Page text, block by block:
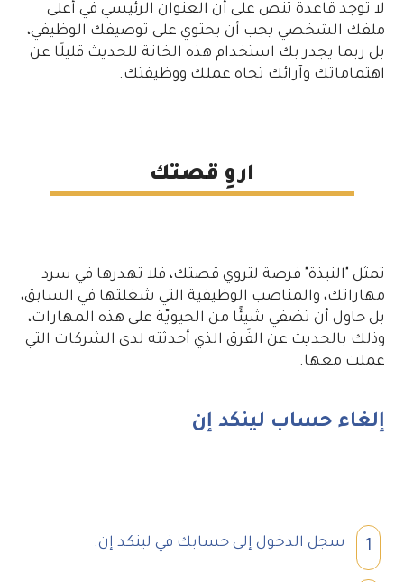
لا توجد قاعدة تنص على أن العنوان الرئيسي في أعلى
ملفك الشخصي يجب أن يحتوي على توصيفك الوظيفي،
بل ربما يجدر بك استخدام هذه الخانة للحديث قليلًا عن
اهتماماتك وآرائك تجاه عملك ووظيفتك.
اروِ قصتك
تمثل "النبذة" فرصة لتروي قصتك، فلا تهدرها في سرد
مهاراتك، والمناصب الوظيفية التي شغلتها في السابق،
بل حاول أن تضفي شيئًا من الحيويّة على هذه المهارات،
وذلك بالحديث عن الفَرق الذي أحدثته لدى الشركات التي
عملت معها.
إلغاء حساب لينكد إن
1 سجل الدخول إلى حسابك في لينكد إن.